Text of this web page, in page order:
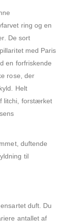
ring og en
De sort
med Paris
en forfriskende
rose, der
Helt
litchi, forstærket
duftende
til
duft. Du
antallet af